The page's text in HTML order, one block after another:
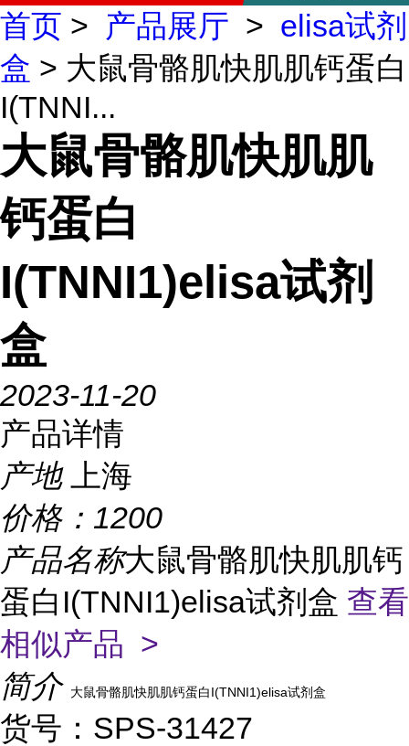
首页 > 产品展厅 > elisa试剂
盒 > 大鼠骨骼肌快肌肌钙蛋白
I(TNNI...
大鼠骨骼肌快肌肌
钙蛋白
I(TNNI1)elisa试剂
盒
2023-11-20
产品详情
产地
上海
价格： 1200
产品名称大鼠骨骼肌快肌肌钙
蛋白I(TNNI1)elisa试剂盒 查看
相似产品 >
简介
大鼠骨骼肌快肌肌钙蛋白I(TNNI1)elisa试剂盒
货号：SPS-31427